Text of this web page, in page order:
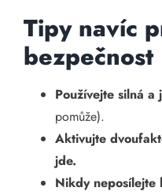
Tipy navíc
bezpečnost
Používejte silná a
pomůže).
Aktivujte
jde.
Nikdy neposílejte